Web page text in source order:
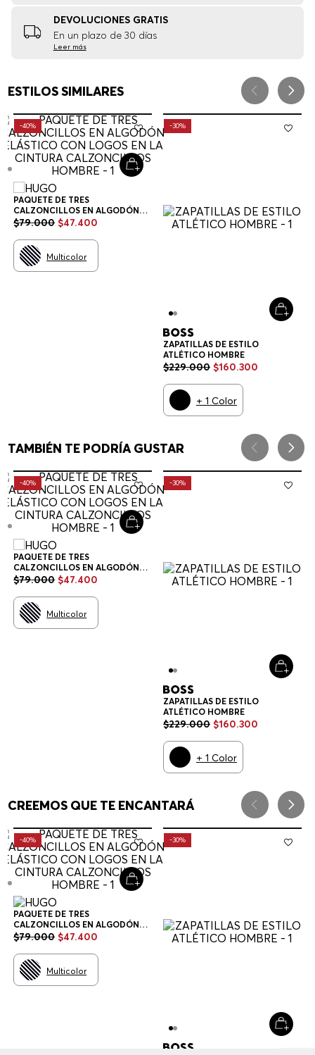
DEVOLUCIONES GRATIS
En un plazo de 30 días
Leer más
ESTILOS SIMILARES
-40%
PAQUETE DE TRES
CALZONCILLOS EN ALGODÓN
ELÁSTICO CON LOGOS EN LA
HOMBRE
$79.000 $47.400
Multicolor
-30%
ZAPATILLAS DE ESTILO
ATLÉTICO HOMBRE
$229.000 $160.300
+1 Color
TAMBIÉN TE PODRÍA GUSTAR
-40%
PAQUETE DE TRES
CALZONCILLOS EN ALGODÓN
ELÁSTICO CON LOGOS EN LA
HOMBRE
$79.000 $47.400
Multicolor
-30%
ZAPATILLAS DE ESTILO
ATLÉTICO HOMBRE
$229.000 $160.300
+1 Color
CREEMOS QUE TE ENCANTARÁ
-40%
PAQUETE DE TRES
CALZONCILLOS EN ALGODÓN
ELÁSTICO CON LOGOS EN LA
HOMBRE
$79.000 $47.400
Multicolor
-30%